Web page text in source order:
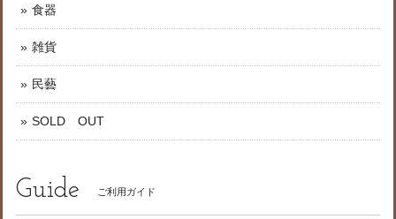
食器
雑貨
民藝
SOLD OUT
Guide ご利用ガイド